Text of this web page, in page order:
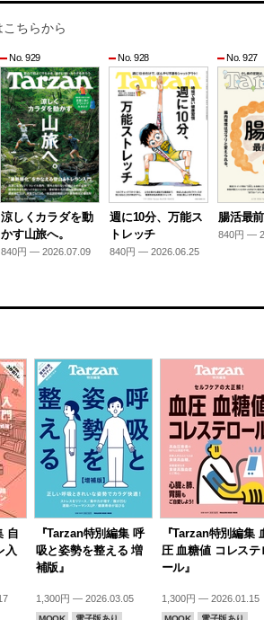
ちらから
No. 929
涼しくカラダを動
かす山旅へ。
840円 — 2026.07.09
No. 928
週に10分、万能ス
トレッチ
840円 — 2026.06.25
No. 927
腸活最
840円 —
自
入
『Tarzan特別編集 呼
吸と姿勢を整える 増
補版』
1,300円 — 2026.03.05
『Tarzan特別編集
圧 血糖値 コレステ
ール』
1,300円 — 2026.01.15